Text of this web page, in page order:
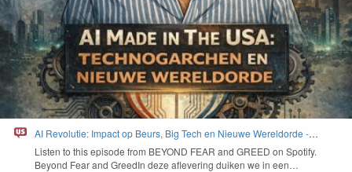
AI Revolutie: Impact op Beurs, Big Tech en Nieuwe Wereldorde -
BEYOND FEAR and GREED
Lis­ten to this episode from BEYOND FEAR and GREED on Spo­ti­fy.
Beyond Fear and Greed­In deze aflev­er­ing duiken we in een…